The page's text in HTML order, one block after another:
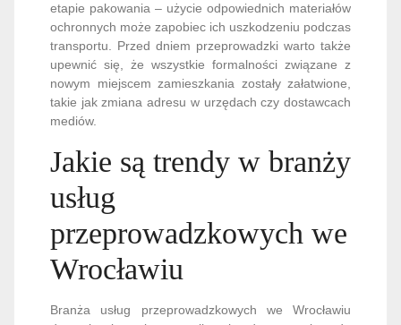
etapie pakowania – użycie odpowiednich materiałów
ochronnych może zapobiec ich uszkodzeniu podczas
transportu. Przed dniem przeprowadzki warto także
upewnić się, że wszystkie formalności związane z
nowym miejscem zamieszkania zostały załatwione,
takie jak zmiana adresu w urzędach czy dostawcach
mediów.
Jakie są trendy w branży
usług
przeprowadzkowych we
Wrocławiu
Branża usług przeprowadzkowych we Wrocławiu